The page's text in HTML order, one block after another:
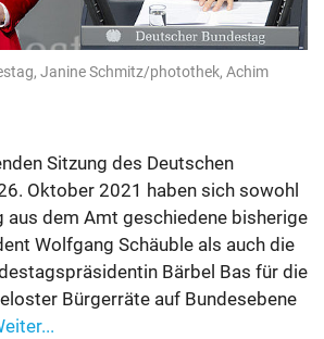
Janine Schmitz/photothek, Achim
Sitzung des Deutschen
Oktober 2021 haben sich sowohl
aus dem Amt geschiedene bisherige
Wolfgang Schäuble als auch die
Bärbel Bas für die
Bürgerräte auf Bundesebene